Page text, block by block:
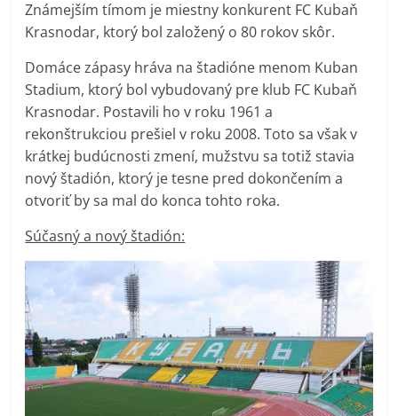
Známejším tímom je miestny konkurent FC Kubaň
Krasnodar, ktorý bol založený o 80 rokov skôr.
Domáce zápasy hráva na štadióne menom Kuban
Stadium, ktorý bol vybudovaný pre klub FC Kubaň
Krasnodar. Postavili ho v roku 1961 a
rekonštrukciou prešiel v roku 2008. Toto sa však v
krátkej budúcnosti zmení, mužstvu sa totiž stavia
nový štadión, ktorý je tesne pred dokončením a
otvoriť by sa mal do konca tohto roka.
Súčasný a nový štadión: